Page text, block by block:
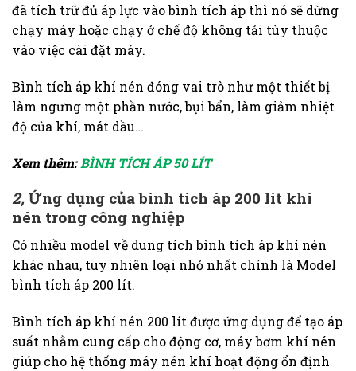
đã tích trữ đủ áp lực vào bình tích áp thì nó sẽ dừng
chạy máy hoặc chạy ở chế độ không tải tùy thuộc
vào việc cài đặt máy.
Bình tích áp khí nén đóng vai trò như một thiết bị
làm ngưng một phần nước, bụi bẩn, làm giảm nhiệt
độ của khí, mát dầu…
Xem thêm:BÌNH TÍCH ÁP 50 LÍT
2, Ứng dụng của bình tích áp 200 lít khí
nén trong công nghiệp
Có nhiều model về dung tích bình tích áp khí nén
khác nhau, tuy nhiên loại nhỏ nhất chính là Model
bình tích áp 200 lít.
Bình tích áp khí nén 200 lít được ứng dụng để tạo áp
suất nhằm cung cấp cho động cơ, máy bơm khí nén
giúp cho hệ thống máy nén khí hoạt động ổn định